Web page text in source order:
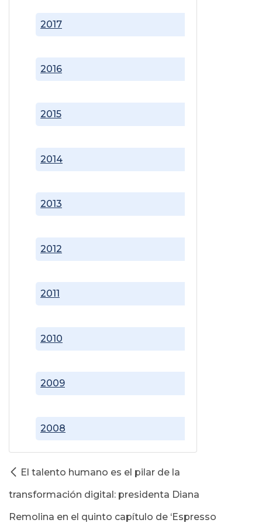
2008
2009
2010
2011
2012
2013
2014
2015
2016
2017
El talento humano es el pilar de la
transformación digital: presidenta Diana
Remolina en el quinto capítulo de ‘Espresso